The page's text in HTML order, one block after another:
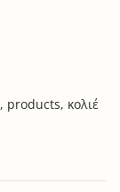
, products, κολιέ